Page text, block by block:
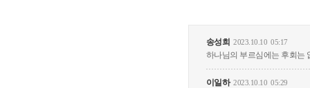
송성희 2023.10.10 05:17
하나님의 부르심에는 후회는
이일하 2023.10.10 05:29